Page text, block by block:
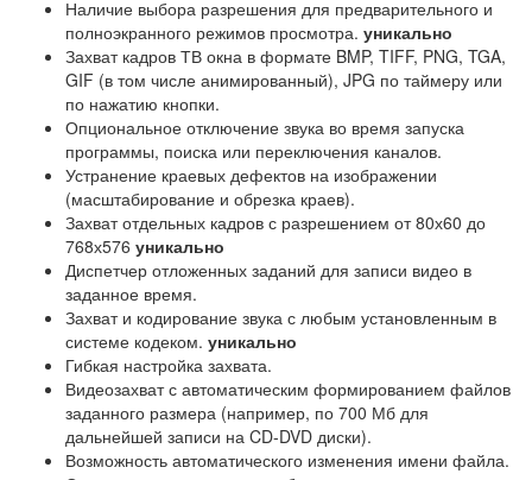
Наличие выбора разрешения для предварительного и
полноэкранного режимов просмотра. уникально
Захват кадров ТВ окна в формате BMP, TIFF, PNG, TGA,
GIF (в том числе анимированный), JPG по таймеру или
по нажатию кнопки.
Опциональное отключение звука во время запуска
программы, поиска или переключения каналов.
Устранение краевых дефектов на изображении
(масштабирование и обрезка краев).
Захват отдельных кадров с разрешением от 80х60 до
768х576 уникально
Диспетчер отложенных заданий для записи видео в
заданное время.
Захват и кодирование звука с любым установленным в
системе кодеком. уникально
Гибкая настройка захвата.
Видеозахват с автоматическим формированием файлов
заданного размера (например, по 700 Мб для
дальнейшей записи на CD-DVD диски).
Возможность автоматического изменения имени файла.